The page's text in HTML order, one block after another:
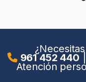
961 452 440
Atención